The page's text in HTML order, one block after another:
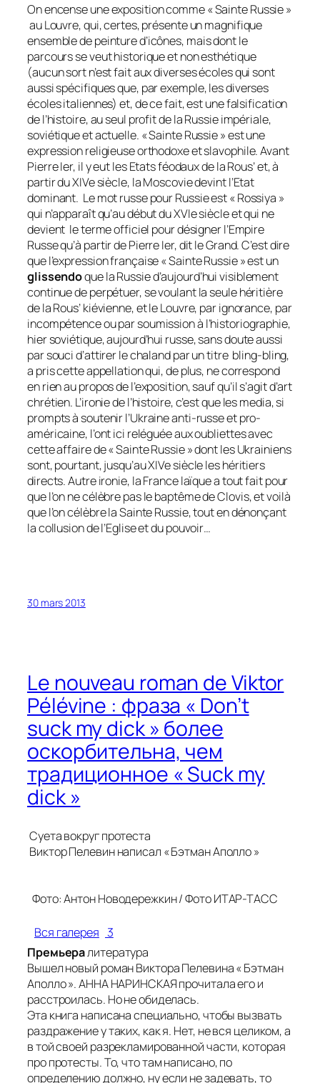
On encense une exposition comme « Sainte Russie »
au Louvre, qui, certes, présente un magnifique
ensemble de peinture d’icônes, mais dont le
parcours se veut historique et non esthétique
(aucun sort n’est fait aux diverses écoles qui sont
aussi spécifiques que, par exemple, les diverses
écoles italiennes) et, de ce fait, est une falsification
de l’histoire, au seul profit de la Russie impériale,
soviétique et actuelle. « Sainte Russie » est une
expression religieuse orthodoxe et slavophile. Avant
Pierre Ier, il y eut les Etats féodaux de la Rous’ et, à
partir du XIVe siècle, la Moscovie devint l’Etat
dominant. Le mot russe pour Russie est « Rossiya »
qui n’apparaît qu’au début du XVIe siècle et qui ne
devient le terme officiel pour désigner l’Empire
Russe qu’à partir de Pierre Ier, dit le Grand. C’est dire
que l’expression française « Sainte Russie » est un
glissendoque la Russie d’aujourd’hui visiblement
continue de perpétuer, se voulant la seule héritière
de la Rous’ kiévienne, et le Louvre, par ignorance, par
incompétence ou par soumission à l’historiographie,
hier soviétique, aujourd’hui russe, sans doute aussi
par souci d’attirer le chaland par un titre bling-bling,
a pris cette appellation qui, de plus, ne correspond
en rien au propos de l’exposition, sauf qu’il s’agit d’art
chrétien. L’ironie de l’histoire, c’est que les media, si
prompts à soutenir l’Ukraine anti-russe et pro-
américaine, l’ont ici reléguée aux oubliettes avec
cette affaire de « Sainte Russie » dont les Ukrainiens
sont, pourtant, jusqu’au XIVe siècle les héritiers
directs. Autre ironie, la France laïque a tout fait pour
que l’on ne célèbre pas le baptême de Clovis, et voilà
que l’on célèbre la Sainte Russie, tout en dénonçant
la collusion de l’Eglise et du pouvoir…
30 mars 2013
Le nouveau roman de Viktor
Pélévine : фраза « Don’t
suck my dick » более
оскорбительна, чем
традиционное « Suck my
dick »
Суета вокруг протеста
Виктор Пелевин написал « Бэтман Аполло »
Фото: Антон Новодережкин / Фото ИТАР-ТАСС
Вся галерея 3
Премьералитература
Вышел новый роман Виктора Пелевина « Бэтман
Аполло ». АННА НАРИНСКАЯ прочитала его и
расстроилась. Но не обиделась.
Эта книга написана специально, чтобы вызвать
раздражение у таких, как я. Нет, не вся целиком, а
в той своей разрекламированной части, которая
про протесты. То, что там написано, по
определению должно, ну если не задевать, то